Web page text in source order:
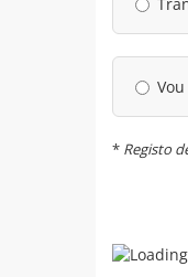
* Registo